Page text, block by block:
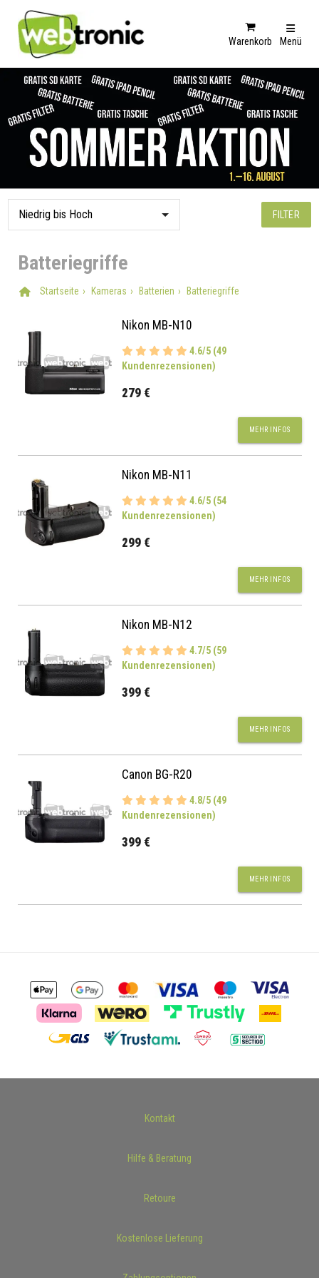
Warenkorb Menü
FILTER
Batteriegriffe
Startseite Kameras Batterien Batteriegriffe
Nikon MB-N10
4.6/5 (49
Kundenrezensionen)
279 €
MEHR INFOS
Nikon MB-N11
4.6/5 (54
Kundenrezensionen)
299 €
MEHR INFOS
Nikon MB-N12
4.7/5 (59
Kundenrezensionen)
399 €
MEHR INFOS
Canon BG-R20
4.8/5 (49
Kundenrezensionen)
399 €
MEHR INFOS
Kontakt
Hilfe & Beratung
Retoure
Kostenlose Lieferung